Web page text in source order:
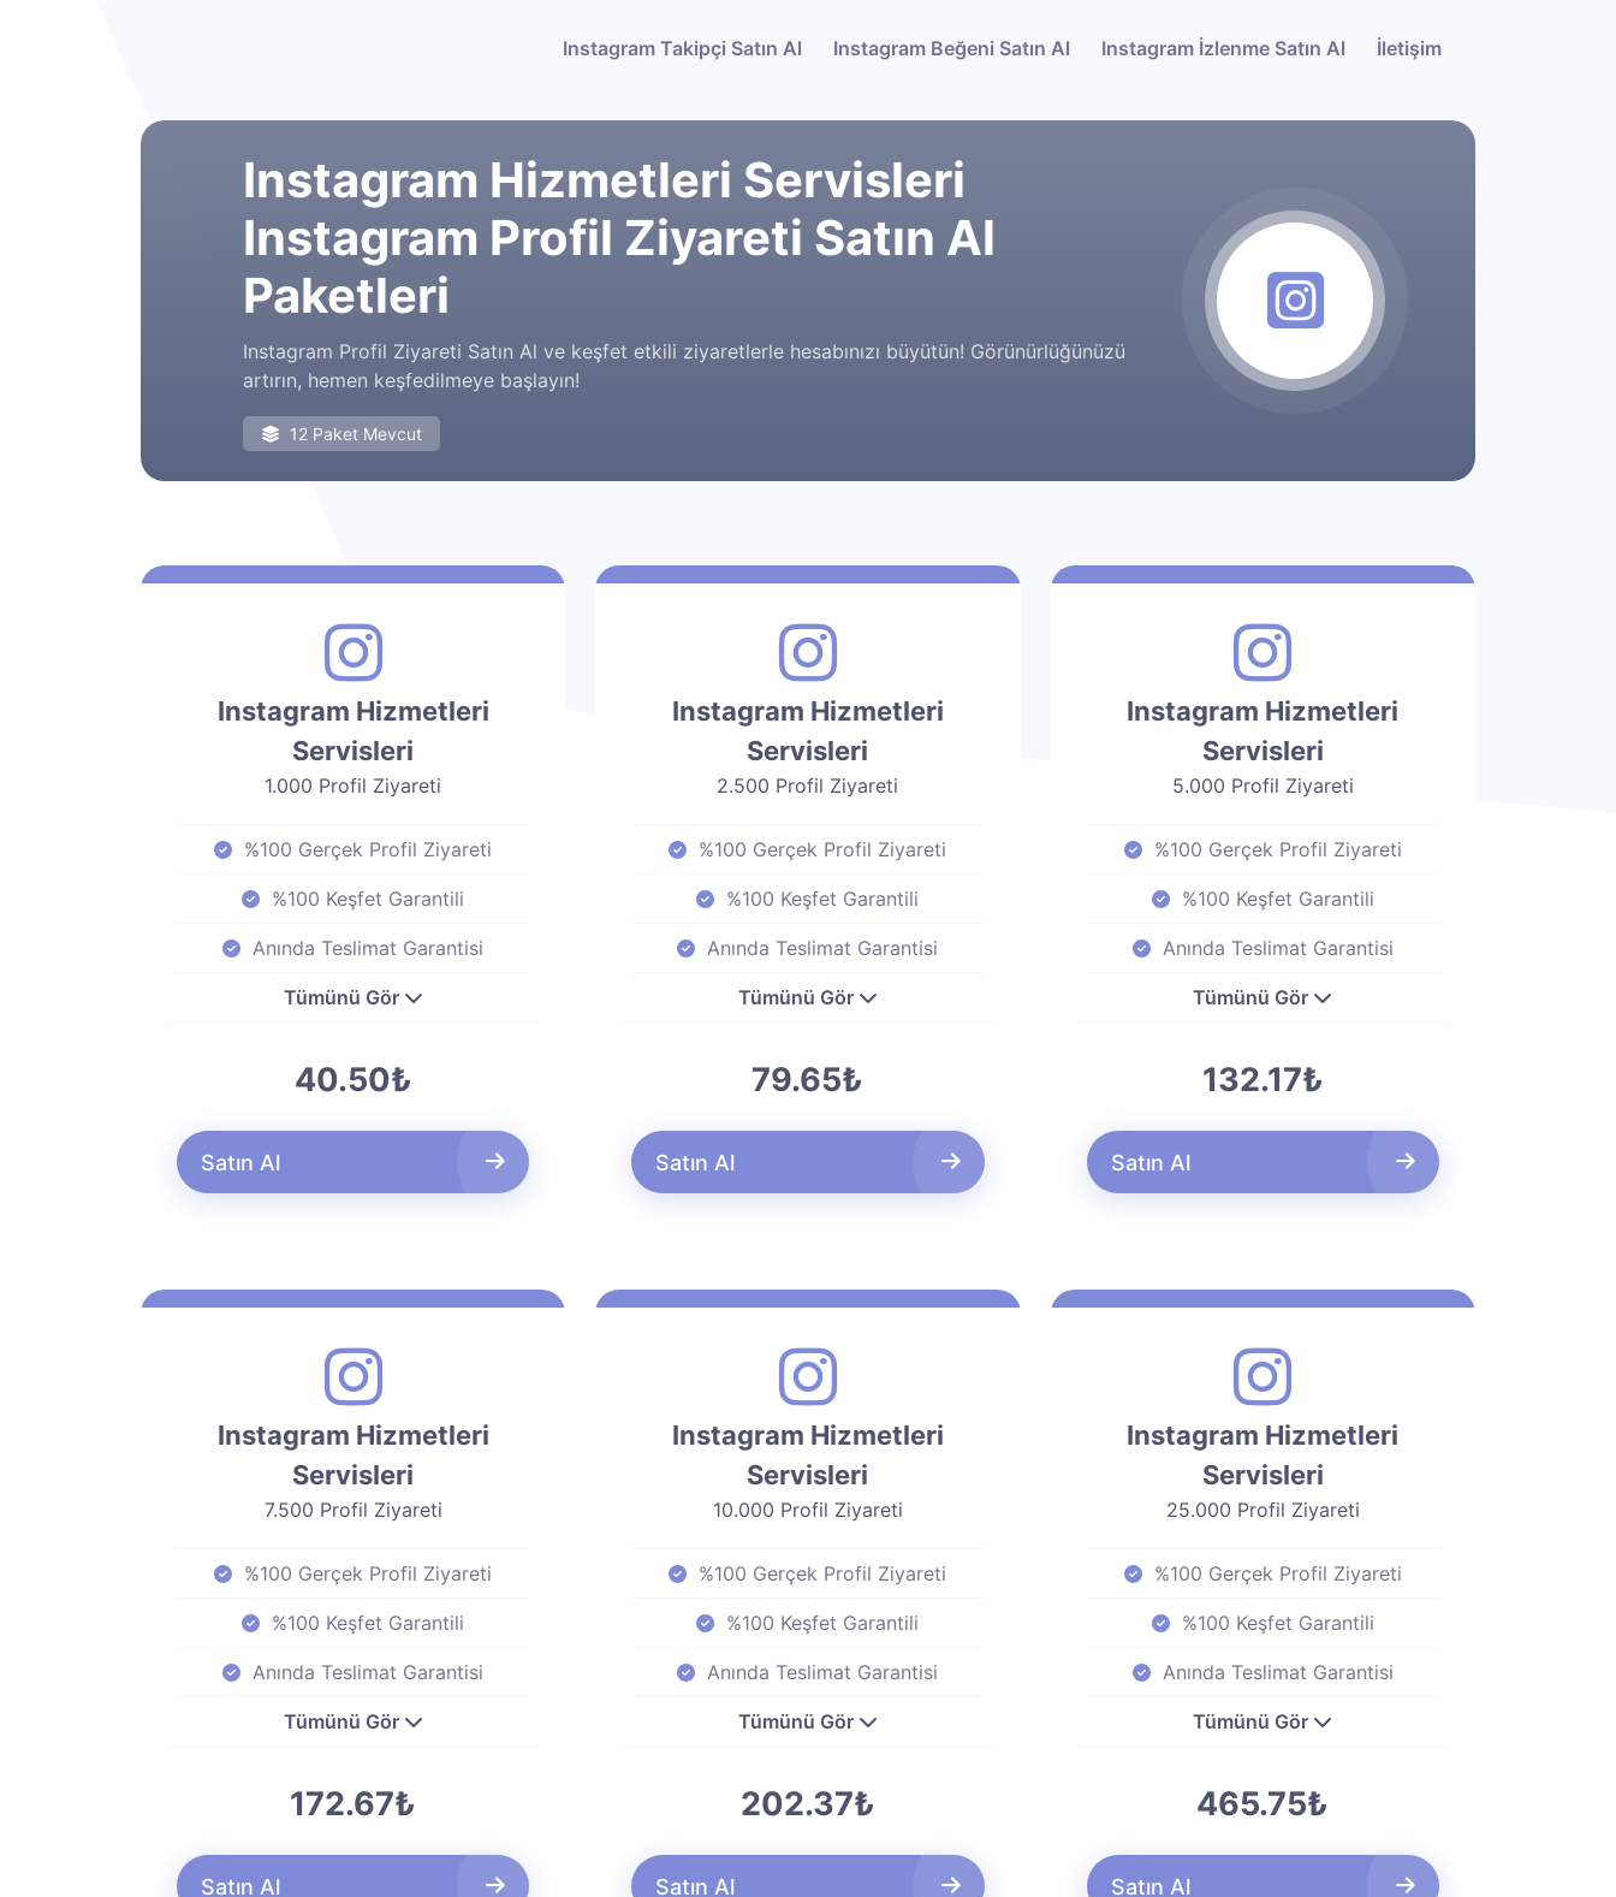
Instagram Takipçi Satın Al Instagram Beğeni Satın Al Instagram İzlenme Satın Al İletişim
Instagram Hizmetleri Servisleri
Instagram Profil Ziyareti Satın Al
Paketleri
Instagram Profil Ziyareti Satın Al ve keşfet etkili ziyaretlerle hesabınızı büyütün! Görünürlüğünüzü
artırın, hemen keşfedilmeye başlayın!
12 Paket Mevcut
Instagram Hizmetleri
Servisleri
1.000 Profil Ziyareti
%100 Gerçek Profil Ziyareti
%100 Keşfet Garantili
Anında Teslimat Garantisi
Tümünü Gör
40.50₺
Satın Al
Instagram Hizmetleri
Servisleri
2.500 Profil Ziyareti
%100 Gerçek Profil Ziyareti
%100 Keşfet Garantili
Anında Teslimat Garantisi
Tümünü Gör
79.65₺
Satın Al
Instagram Hizmetleri
Servisleri
5.000 Profil Ziyareti
%100 Gerçek Profil Ziyareti
%100 Keşfet Garantili
Anında Teslimat Garantisi
Tümünü Gör
132.17₺
Satın Al
Instagram Hizmetleri
Servisleri
7.500 Profil Ziyareti
%100 Gerçek Profil Ziyareti
%100 Keşfet Garantili
Anında Teslimat Garantisi
Tümünü Gör
172.67₺
Satın Al
Instagram Hizmetleri
Servisleri
10.000 Profil Ziyareti
%100 Gerçek Profil Ziyareti
%100 Keşfet Garantili
Anında Teslimat Garantisi
Tümünü Gör
202.37₺
Satın Al
Instagram Hizmetleri
Servisleri
25.000 Profil Ziyareti
%100 Gerçek Profil Ziyareti
%100 Keşfet Garantili
Anında Teslimat Garantisi
Tümünü Gör
465.75₺
Satın Al